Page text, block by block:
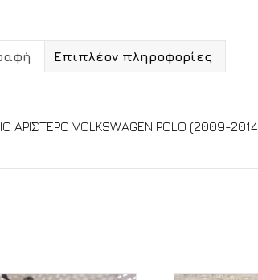
Επιπλέον πληροφορίες
ΑΡΙΣΤΕΡΟ VOLKSWAGEN POLO (2009-